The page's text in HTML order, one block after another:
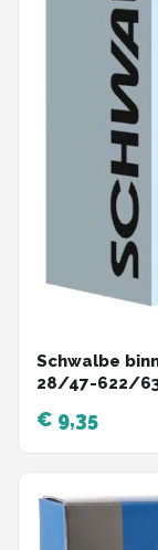
Schwalbe
28/47-622/
€ 9,35